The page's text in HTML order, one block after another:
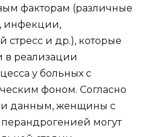
факторам (различные
инфекции,
стресс и др.), которые
в реализации
у больных с
фоном. Согласно
данным, женщины с
могут